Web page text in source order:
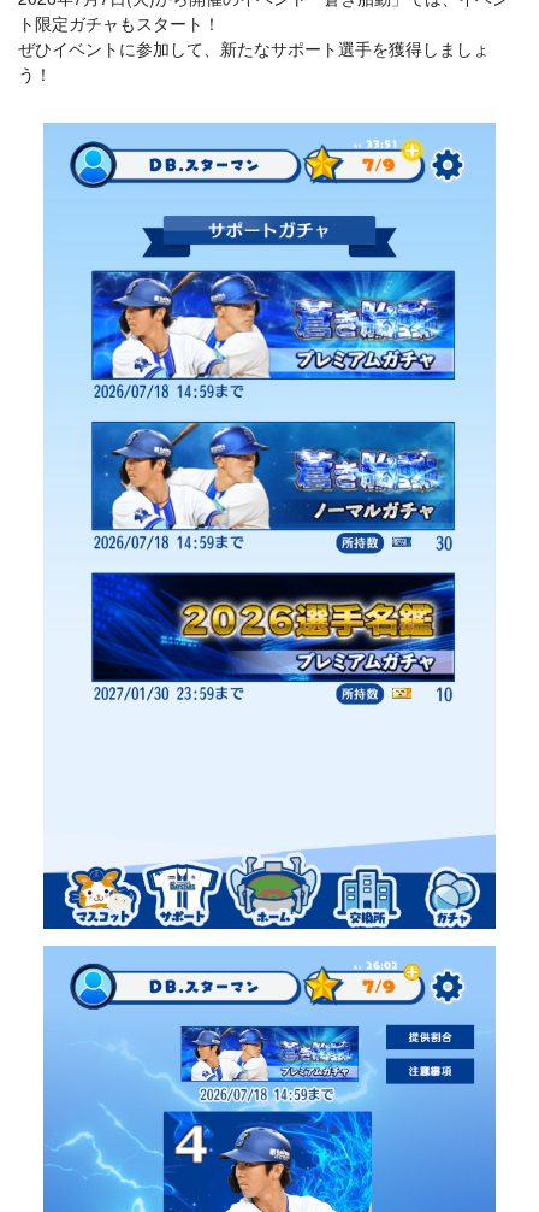
ト限定ガチャもスタート！
ぜひイベントに参加して、新たなサポート選手を獲得しましょ
う！